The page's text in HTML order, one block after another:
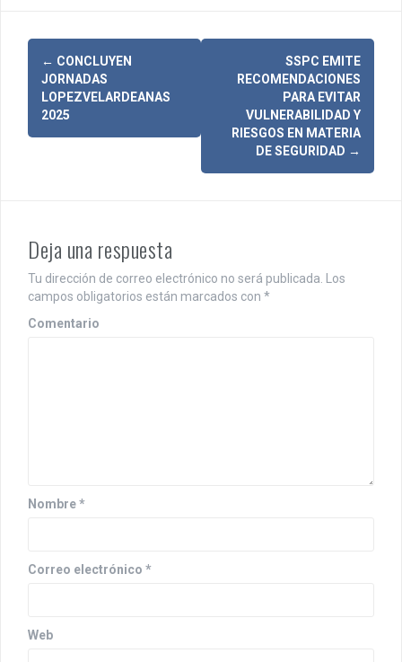
N
v
a
c
i
ó
t
a
a
← CONCLUYEN
JORNADAS
LOPEZVELARDEANAS
2025
SSPC EMITE
RECOMENDACIONES
PARA EVITAR
VULNERABILIDAD Y
RIESGOS EN MATERIA
DE SEGURIDAD →
Deja una respuesta
Tu dirección de correo electrónico no será publicada. Los
campos obligatorios están marcados con *
Comentario
Nombre*
Correo electrónico *
Web